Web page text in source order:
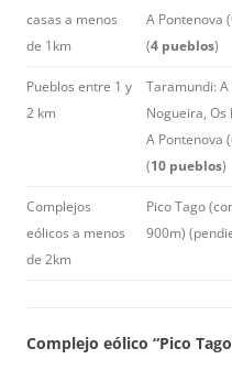
casas a menos
de 1km
A Pontenova
(4 pueblos)
Pueblos entre 1 y
2 km
Taramundi: A
Nogueira, Os
A Pontenova
(10 pueblos)
Complejos
eólicos a menos
de 2km
Pico Tago
900m)
Complejo eólico “Pico